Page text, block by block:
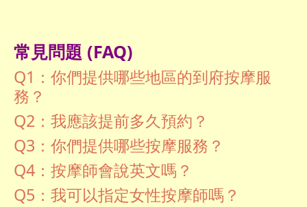
常見問題 (FAQ)
Q1：你們提供哪些地區的到府按摩服
務？
Q2：我應該提前多久預約？
Q3：你們提供哪些按摩服務？
Q4：按摩師會說英文嗎？
Q5：我可以指定女性按摩師嗎？